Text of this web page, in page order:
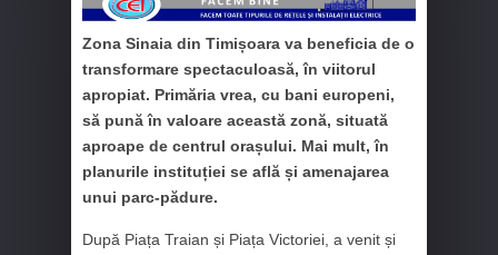
Zona Sinaia din Timișoara va beneficia de o
transformare spectaculoasă, în viitorul
apropiat. Primăria vrea, cu bani europeni,
să pună în valoare această zonă, situată
aproape de centrul orașului. Mai mult, în
planurile instituției se află și amenajarea
unui parc-pădure.
După Piața Traian și Piața Victoriei, a venit și